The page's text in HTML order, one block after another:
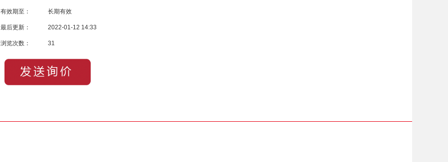
有效期至： 长期有效
最后更新： 2022-01-12 14:33
浏览次数： 31